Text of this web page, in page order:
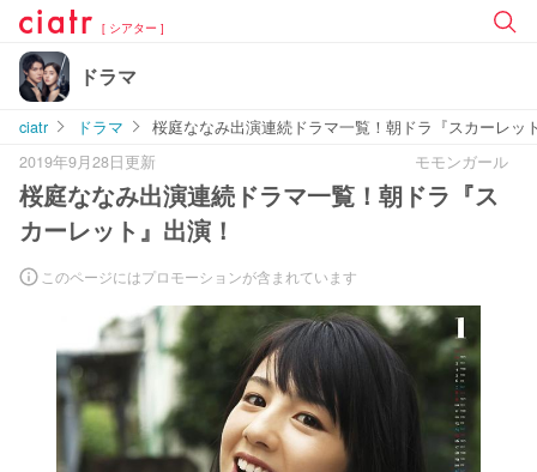
[ シアター ]
ドラマ
ciatr ドラマ
桜庭ななみ出演連続ドラマ一覧！朝ドラ『スカーレッ
2019年9月28日更新
モモンガール
桜庭ななみ出演連続ドラマ一覧！朝ドラ『ス
カーレット』出演！
このページにはプロモーションが含まれています